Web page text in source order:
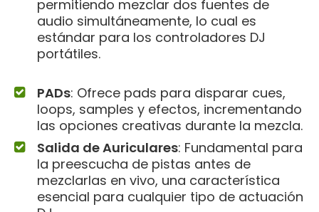
permitiendo mezclar dos fuentes de
audio simultáneamente, lo cual es
estándar para los controladores DJ
portátiles.
PADs: Ofrece pads para disparar cues,
loops, samples y efectos, incrementando
las opciones creativas durante la mezcla.
Salida de Auriculares: Fundamental para
la preescucha de pistas antes de
mezclarlas en vivo, una característica
esencial para cualquier tipo de actuación